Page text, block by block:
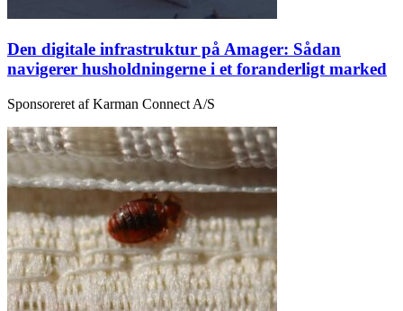
Den digitale infrastruktur på Amager: Sådan
navigerer husholdningerne i et foranderligt marked
Sponsoreret af Karman Connect A/S